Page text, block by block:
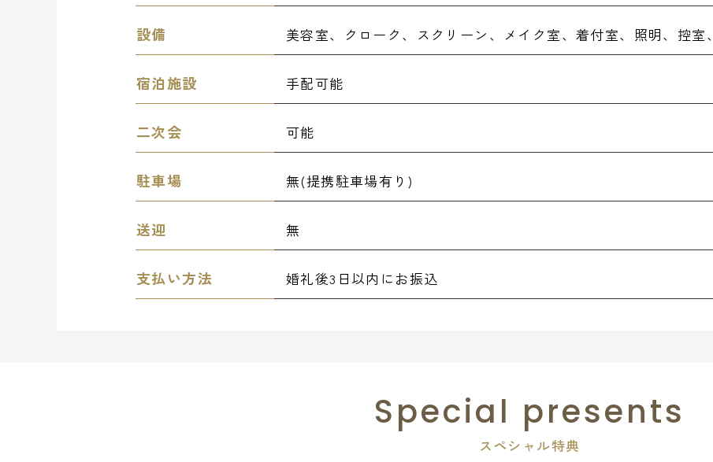
設備 美容室、クローク、スクリーン、メイク室、着付室、照明、控室
宿泊施設 手配可能
二次会 可能
駐車場 無(提携駐車場有り)
送迎 無
支払い方法 婚礼後3日以内にお振込
Special presents
スペシャル特典